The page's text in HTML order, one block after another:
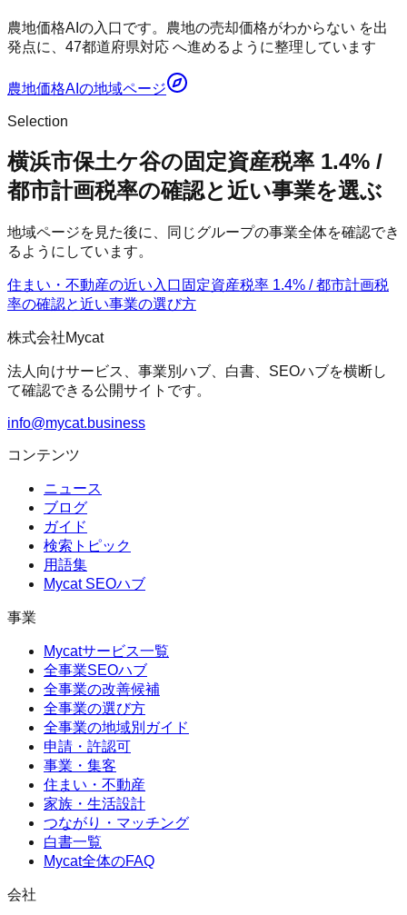
農地価格AIの入口です。農地の売却価格がわからない を出
発点に、47都道府県対応 へ進めるように整理しています
農地価格AI の地域ページ
Selection
横浜市保土ケ谷の固定資産税率 1.4% /
都市計画税率の確認と近い事業を選ぶ
地域ページを見た後に、同じグループの事業全体を確認でき
るようにしています。
住まい・不動産の近い入口 固定資産税率 1.4% / 都市計画税
率の確認と近い事業の選び方
株式会社Mycat
法人向けサービス、事業別ハブ、白書、SEOハブを横断し
て確認できる公開サイトです。
info@mycat.business
コンテンツ
ニュース
ブログ
ガイド
検索トピック
用語集
Mycat SEOハブ
事業
Mycatサービス一覧
全事業SEOハブ
全事業の改善候補
全事業の選び方
全事業の地域別ガイド
申請・許認可
事業・集客
住まい・不動産
家族・生活設計
つながり・マッチング
白書一覧
Mycat全体のFAQ
会社